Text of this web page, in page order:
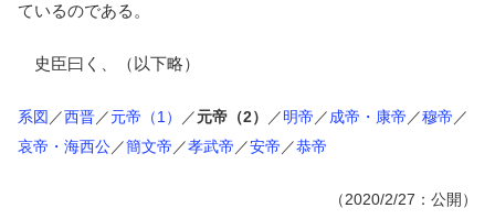
ているのである。
史臣曰く、（以下略）
系図 ／西晋／元帝（1） ／元帝（2） ／明帝／成帝・康帝／穆帝／
哀帝・海西公／簡文帝／孝武帝／安帝／恭帝
（2020/2/27：公開）